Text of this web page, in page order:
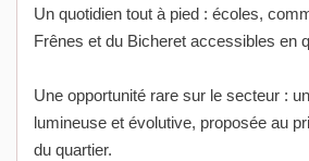
Un quotidien tout à pied : écoles,
Frênes et du Bicheret accessibles en
Une opportunité rare sur le secteur :
lumineuse et évolutive, proposée au
du quartier.